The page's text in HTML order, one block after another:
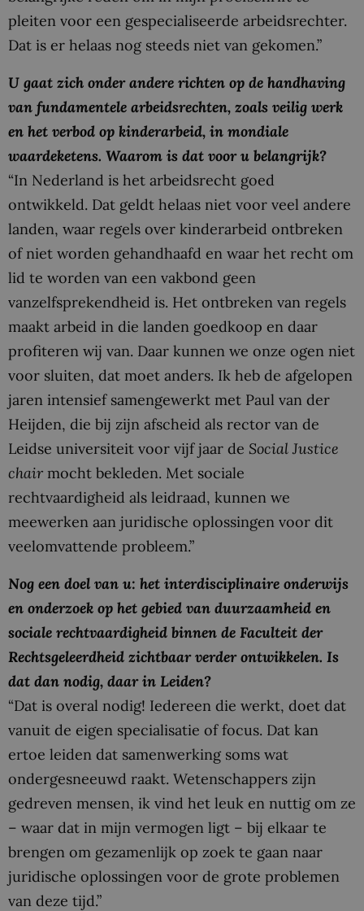
pleiten voor een gespecialiseerde arbeidsrechter.
Dat is er helaas nog steeds niet van gekomen.”
U gaat zich onder andere richten op de handhaving
van fundamentele arbeidsrechten, zoals veilig werk
en het verbod op kinderarbeid, in mondiale
waardeketens. Waarom is dat voor u belangrijk?
“In Nederland is het arbeidsrecht goed
ontwikkeld. Dat geldt helaas niet voor veel andere
landen, waar regels over kinderarbeid ontbreken
of niet worden gehandhaafd en waar het recht om
lid te worden van een vakbond geen
vanzelfsprekendheid is. Het ontbreken van regels
maakt arbeid in die landen goedkoop en daar
profiteren wij van. Daar kunnen we onze ogen niet
voor sluiten, dat moet anders. Ik heb de afgelopen
jaren intensief samengewerkt met Paul van der
Heijden, die bij zijn afscheid als rector van de
Leidse universiteit voor vijf jaar de Social Justice
chair mocht bekleden. Met sociale
rechtvaardigheid als leidraad, kunnen we
meewerken aan juridische oplossingen voor dit
veelomvattende probleem.”
Nog een doel van u: het interdisciplinaire onderwijs
en onderzoek op het gebied van duurzaamheid en
sociale rechtvaardigheid binnen de Faculteit der
Rechtsgeleerdheid zichtbaar verder ontwikkelen. Is
dat dan nodig, daar in Leiden?
“Dat is overal nodig! Iedereen die werkt, doet dat
vanuit de eigen specialisatie of focus. Dat kan
ertoe leiden dat samenwerking soms wat
ondergesneeuwd raakt. Wetenschappers zijn
gedreven mensen, ik vind het leuk en nuttig om ze
– waar dat in mijn vermogen ligt – bij elkaar te
brengen om gezamenlijk op zoek te gaan naar
juridische oplossingen voor de grote problemen
van deze tijd.”